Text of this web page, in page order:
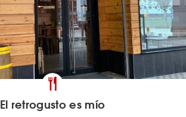
El retrogusto es mío